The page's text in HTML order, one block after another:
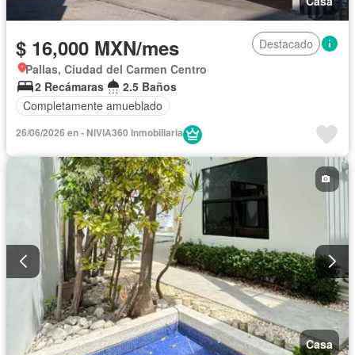
$ 16,000 MXN/mes
Destacado
Pallas, Ciudad del Carmen Centro
2 Recámaras
2.5 Baños
Completamente amueblado
26/06/2026 en - NIVIA360 Inmobiliaria
Casa